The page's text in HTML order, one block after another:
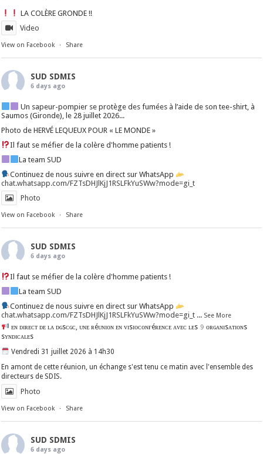
LA COLÈRE GRONDE !!
Video
View on Facebook · Share
SUD SDMIS
6 days ago
Un sapeur-pompier se protège des fumées à l’aide de son tee-shirt, à
Saumos (Gironde), le 28 juillet 2026...
Photo de HERVÉ LEQUEUX POUR « LE MONDE »
Il faut se méfier de la colère d'homme patients !
La team SUD
Continuez de nous suivre en direct sur WhatsApp
chat.whatsapp.com/FZTsDHJlKjJ1RSLFkYuSWw?mode=gi_t
Photo
View on Facebook · Share
SUD SDMIS
6 days ago
Il faut se méfier de la colère d'homme patients !
La team SUD
Continuez de nous suivre en direct sur WhatsApp
chat.whatsapp.com/FZTsDHJlKjJ1RSLFkYuSWw?mode=gi_t
ᴇɴ ᴅɪʀᴇᴄᴛ ᴅᴇ ʟᴀ ᴅɢsᴄɢᴄ, ᴜɴᴇ ʀéᴜɴɪᴏɴ ᴇɴ ᴠɪsɪᴏᴄᴏɴғéʀᴇɴᴄᴇ ᴀᴠᴇᴄ ʟᴇs 𝟿 ᴏʀɢᴀɴɪsᴀᴛɪᴏɴs
sʏɴᴅɪᴄᴀʟᴇs
Vendredi 31 juillet 2026 à 14h30
En amont de cette réunion, un échange s'est tenu ce matin avec l'ensemble des
directeurs de SDIS.
... See More
Photo
View on Facebook · Share
SUD SDMIS
6 days ago